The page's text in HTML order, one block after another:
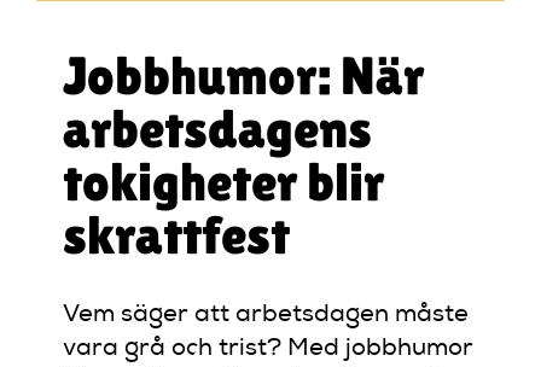
Jobbhumor: När
arbetsdagens
tokigheter blir
skrattfest
Vem säger att arbetsdagen måste
vara grå och trist? Med jobbhumor